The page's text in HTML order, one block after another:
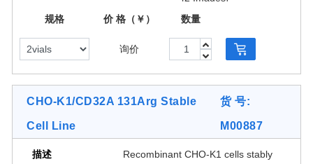
analysis. This stable cell line product
is designed for measuring binding
affinity and stability of Fc region of
antibodies and Fc fusion proteins, or
antibody based biologics binding with
CD32A 131Arg stable cell line (Cat.
规格
价 格（￥） 数量
询价
CHO-K1/CD32A 131Arg Stable
Cell Line
货 号:
M00887
描述
Recombinant CHO-K1 cells stably